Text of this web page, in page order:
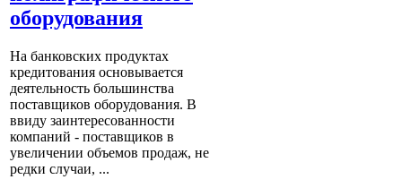
оборудования
На банковских продуктах
кредитования основывается
деятельность большинства
поставщиков оборудования. В
ввиду заинтересованности
компаний - поставщиков в
увеличении объемов продаж, не
редки случаи, ...